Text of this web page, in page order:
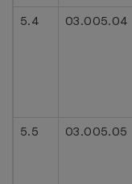
5.4
03.005.04
5.5
03.005.05